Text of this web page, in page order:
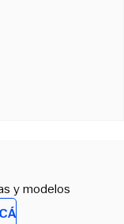
y modelos